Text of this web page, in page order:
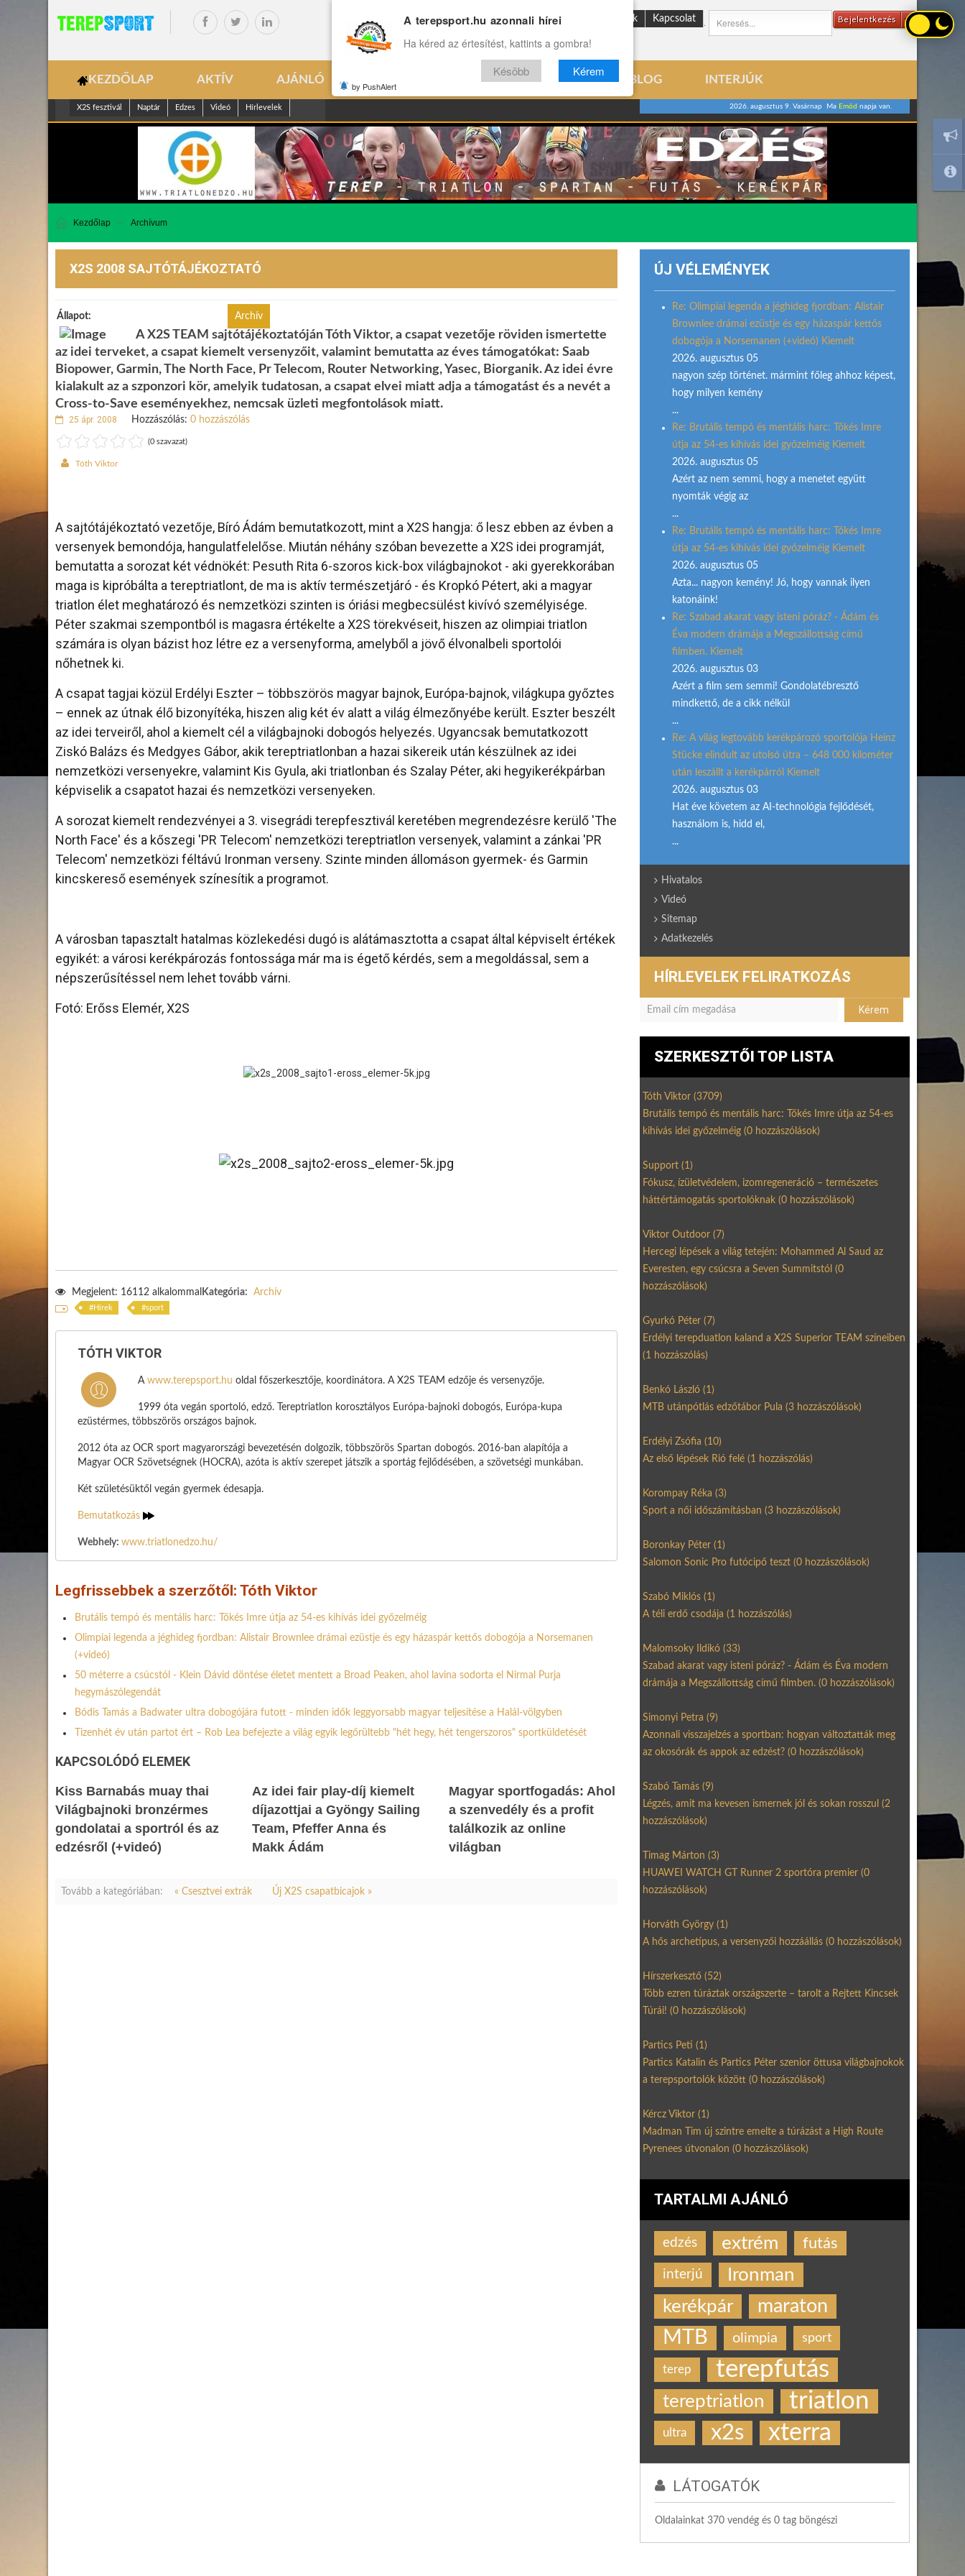
Bejelentkezés
ENG Reviews Archívum Rólunk Kapcsolat
KEZDŐLAP AKTÍV AJÁNLÓ ÉLETMÓD VILÁG BLOG INTERJÚK
X2S fesztivál Naptár Edzes Videó Hírlevelek 2026. augusztus 9. Vasárnap Ma Emőd napja van.
Kezdőlap Archívum
X2S 2008 SAJTÓTÁJÉKOZTATÓ
Állapot: Archív
A X2S TEAM sajtótájékoztatóján Tóth Viktor, a csapat vezetője röviden ismertette
az idei terveket, a csapat kiemelt versenyzőit, valamint bemutatta az éves támogatókat: Saab
Biopower, Garmin, The North Face, Pr Telecom, Router Networking, Yasec, Biorganik. Az idei évre
kialakult az a szponzori kör, amelyik tudatosan, a csapat elvei miatt adja a támogatást és a nevét a
Cross-to-Save eseményekhez, nemcsak üzleti megfontolások miatt.
25 ápr. 2008 Hozzászólás: 0 hozzászólás
(0 szavazat)
Tóth Viktor
A sajtótájékoztató vezetője, Bíró Ádám bemutatkozott, mint a X2S hangja: ő lesz ebben az évben a
versenyek bemondója, hangulatfelelőse. Miután néhány szóban bevezette a X2S idei programját,
bemutatta a sorozat két védnökét: Pesuth Rita 6-szoros kick-box világbajnokot - aki gyerekkorában
maga is kipróbálta a tereptriatlont, de ma is aktív természetjáró - és Kropkó Pétert, aki a magyar
triatlon élet meghatározó és nemzetközi szinten is óriási megbecsülést kivívó személyisége.
Péter szakmai szempontból is magasra értékelte a X2S törekvéseit, hiszen az olimpiai triatlon
számára is olyan bázist hoz létre ez a versenyforma, amelyből a jövő élvonalbeli sportolói
nőhetnek ki.
A csapat tagjai közül Erdélyi Eszter – többszörös magyar bajnok, Európa-bajnok, világkupa győztes
– ennek az útnak élő bizonyítéka, hiszen alig két év alatt a világ élmezőnyébe került. Eszter beszélt
az idei terveiről, ahol a kiemelt cél a világbajnoki dobogós helyezés. Ugyancsak bemutatkozott
Ziskó Balázs és Medgyes Gábor, akik tereptriatlonban a hazai sikereik után készülnek az idei
nemzetközi versenyekre, valamint Kis Gyula, aki triatlonban és Szalay Péter, aki hegyikerékpárban
képviselik a csapatot hazai és nemzetközi versenyeken.
A sorozat kiemelt rendezvényei a 3. visegrádi terepfesztivál keretében megrendezésre kerülő 'The
North Face' és a kőszegi 'PR Telecom' nemzetközi tereptriatlon versenyek, valamint a zánkai 'PR
Telecom' nemzetközi féltávú Ironman verseny. Szinte minden állomáson gyermek- és Garmin
kincskereső események színesítik a programot.
A városban tapasztalt hatalmas közlekedési dugó is alátámasztotta a csapat által képviselt értékek
egyikét: a városi kerékpározás fontossága már ma is égető kérdés, sem a megoldással, sem a
népszerűsítéssel nem lehet tovább várni.
Fotó: Erőss Elemér, X2S
Megjelent: 16112 alkalommal Kategória: Archív
Hírek sport
TÓTH VIKTOR
A www.terepsport.hu oldal főszerkesztője, koordinátora. A X2S TEAM edzője és versenyzője.
1999 óta vegán sportoló, edző. Tereptriatlon korosztályos Európa-bajnoki dobogós, Európa-kupa
ezüstérmes, többszörös országos bajnok.
2012 óta az OCR sport magyarországi bevezetésén dolgozik, többszörös Spartan dobogós. 2016-ban alapítója a
Magyar OCR Szövetségnek (HOCRA), azóta is aktív szerepet játszik a sportág fejlődésében, a szövetségi munkában.
Két születésüktől vegán gyermek édesapja.
Bemutatkozás
Webhely: www.triatlonedzo.hu/
Legfrissebbek a szerzőtől: Tóth Viktor
Brutális tempó és mentális harc: Tőkés Imre útja az 54-es kihívás idei győzelméig
Olimpiai legenda a jéghideg fjordban: Alistair Brownlee drámai ezüstje és egy házaspár kettős dobogója a Norsemanen
(+videó)
50 méterre a csúcstól - Klein Dávid döntése életet mentett a Broad Peaken, ahol lavina sodorta el Nirmal Purja
hegymászólegendát
Bódis Tamás a Badwater ultra dobogójára futott - minden idők leggyorsabb magyar teljesítése a Halál-völgyben
Tizenhét év után partot ért – Rob Lea befejezte a világ egyik legőrültebb "hét hegy, hét tengerszoros" sportküldetését
KAPCSOLÓDÓ ELEMEK
Kiss Barnabás muay thai
Világbajnoki bronzérmes
gondolatai a sportról és az
edzésről (+videó)
Az idei fair play-díj kiemelt
díjazottjai a Gyöngy Sailing
Team, Pfeffer Anna és
Makk Ádám
Magyar sportfogadás: Ahol
a szenvedély és a profit
találkozik az online
világban
Tovább a kategóriában: « Csesztvei extrák Új X2S csapatbicajok »
ÚJ VÉLEMÉNYEK
Re: Olimpiai legenda a jéghideg fjordban: Alistair
Brownlee drámai ezüstje és egy házaspár kettős
dobogója a Norsemanen (+videó) Kiemelt
2026. augusztus 05
nagyon szép történet. mármint főleg ahhoz képest,
hogy milyen kemény
...
Re: Brutális tempó és mentális harc: Tőkés Imre
útja az 54-es kihívás idei győzelméig Kiemelt
2026. augusztus 05
Azért az nem semmi, hogy a menetet együtt
nyomták végig az
...
Re: Brutális tempó és mentális harc: Tőkés Imre
útja az 54-es kihívás idei győzelméig Kiemelt
2026. augusztus 05
Azta... nagyon kemény! Jó, hogy vannak ilyen
katonáink!
Re: Szabad akarat vagy isteni póráz? - Ádám és
Éva modern drámája a Megszállottság című
filmben. Kiemelt
2026. augusztus 03
Azért a film sem semmi! Gondolatébresztő
mindkettő, de a cikk nélkül
...
Re: A világ legtovább kerékpározó sportolója Heinz
Stücke elindult az utolsó útra – 648 000 kilométer
után leszállt a kerékpárról Kiemelt
2026. augusztus 03
Hat éve követem az AI-technológia fejlődését,
használom is, hidd el,
...
Hivatalos
Videó
Sitemap
Adatkezelés
HÍRLEVELEK FELIRATKOZÁS
SZERKESZTŐI TOP LISTA
Tóth Viktor (3709)
Brutális tempó és mentális harc: Tőkés Imre útja az 54-es
kihívás idei győzelméig (0 hozzászólások)
Support (1)
Fókusz, ízületvédelem, izomregeneráció – természetes
háttértámogatás sportolóknak (0 hozzászólások)
Viktor Outdoor (7)
Hercegi lépések a világ tetején: Mohammed Al Saud az
Everesten, egy csúcsra a Seven Summitstól (0
hozzászólások)
Gyurkó Péter (7)
Erdélyi terepduatlon kaland a X2S Superior TEAM színeiben
(1 hozzászólás)
Benkó László (1)
MTB utánpótlás edzőtábor Pula (3 hozzászólások)
Erdélyi Zsófia (10)
Az első lépések Rió felé (1 hozzászólás)
Korompay Réka (3)
Sport a női időszámításban (3 hozzászólások)
Boronkay Péter (1)
Salomon Sonic Pro futócipő teszt (0 hozzászólások)
Szabó Miklós (1)
A téli erdő csodája (1 hozzászólás)
Malomsoky Ildikó (33)
Szabad akarat vagy isteni póráz? - Ádám és Éva modern
drámája a Megszállottság című filmben. (0 hozzászólások)
Simonyi Petra (9)
Azonnali visszajelzés a sportban: hogyan változtatták meg
az okosórák és appok az edzést? (0 hozzászólások)
Szabó Tamás (9)
Légzés, amit ma kevesen ismernek jól és sokan rosszul (2
hozzászólások)
Timag Márton (3)
HUAWEI WATCH GT Runner 2 sportóra premier (0
hozzászólások)
Horváth György (1)
A hős archetípus, a versenyzői hozzáállás (0 hozzászólások)
Hírszerkesztő (52)
Több ezren túráztak országszerte – tarolt a Rejtett Kincsek
Túrái! (0 hozzászólások)
Partics Peti (1)
Partics Katalin és Partics Péter szenior öttusa világbajnokok
a terepsportolók között (0 hozzászólások)
Kércz Viktor (1)
Madman Tim új szintre emelte a túrázást a High Route
Pyrenees útvonalon (0 hozzászólások)
TARTALMI AJÁNLÓ
edzés extrém futás
interjú
Ironman
kerékpár
maraton
MTB olimpia sport
terep terepfutás
tereptriatlon triatlon
ultra x2s xterra
LÁTOGATÓK
Oldalainkat 370 vendég és 0 tag böngészi
A terepsport.hu azonnali hírei
Ha kéred az értesítést, kattints a gombra!
Késöbb Kérem
by PushAlert